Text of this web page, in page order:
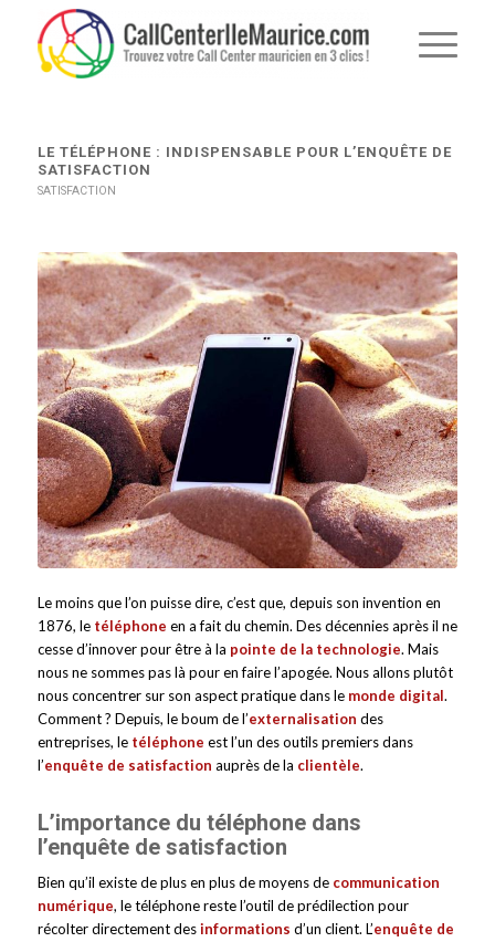
LE TÉLÉPHONE : INDISPENSABLE POUR L’ENQUÊTE DE
SATISFACTION
SATISFACTION
Le moins que l’on puisse dire, c’est que, depuis son invention en
1876, le téléphone en a fait du chemin. Des décennies après il ne
cesse d’innover pour être à la pointe de la technologie. Mais
nous ne sommes pas là pour en faire l’apogée. Nous allons plutôt
nous concentrer sur son aspect pratique dans le monde digital.
Comment ? Depuis, le boum de l’externalisation des
entreprises, letéléphone est l’un des outils premiers dans
l’enquête de satisfaction auprès de la clientèle.
L’importance du téléphone dans
l’enquête de satisfaction
Bien qu’il existe de plus en plus de moyens de communication
numérique, le téléphone reste l’outil de prédilection pour
récolter directement desinformations d’un client. L’enquête de